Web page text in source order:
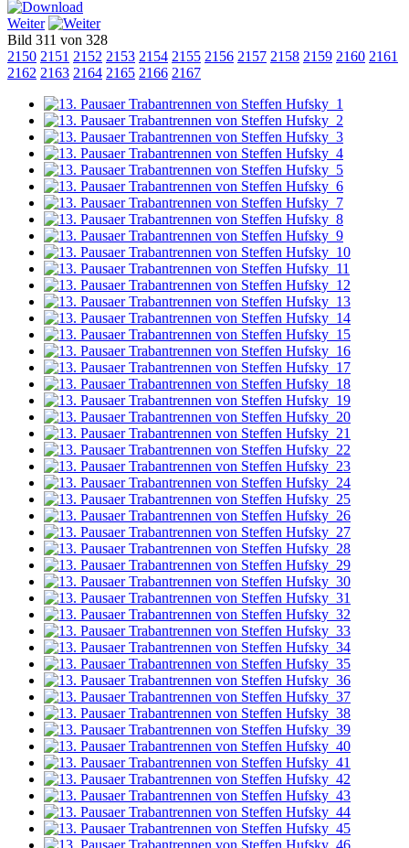
Weiter
Bild 311 von 328
2150 2151 2152 2153 2154 2155 2156 2157 2158 2159 2160 2161
2162 2163 2164 2165 2166 2167